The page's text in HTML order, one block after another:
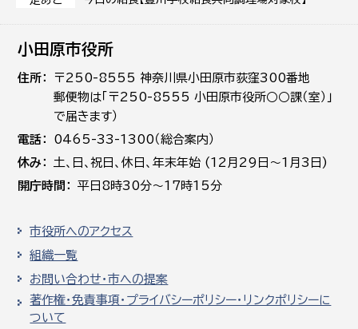
小田原市役所
住所
〒250-8555 神奈川県小田原市荻窪300番地
郵便物は「〒250-8555 小田原市役所○○課（室）」
で届きます）
電話
0465-33-1300（総合案内）
休み
土､日､祝日、休日、年末年始 (12月29日～1月3日)
開庁時間
平日8時30分～17時15分
市役所へのアクセス
組織一覧
お問い合わせ・市への提案
著作権・免責事項・プライバシーポリシー・リンクポリシーに
ついて